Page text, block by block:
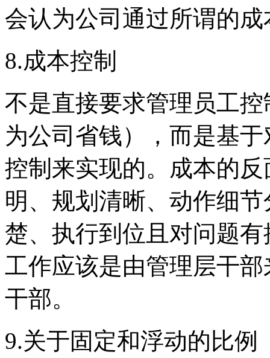
会认为公司通过所谓的
8.成本控制
不是直接要求管理员工
为公司省钱），而是基
控制来实现的。 成本的
明 、 规划清晰、 动作细
楚、 执行到位且对问题
工作应该是由管理层干
干部。
9.关于固定和浮动的比例